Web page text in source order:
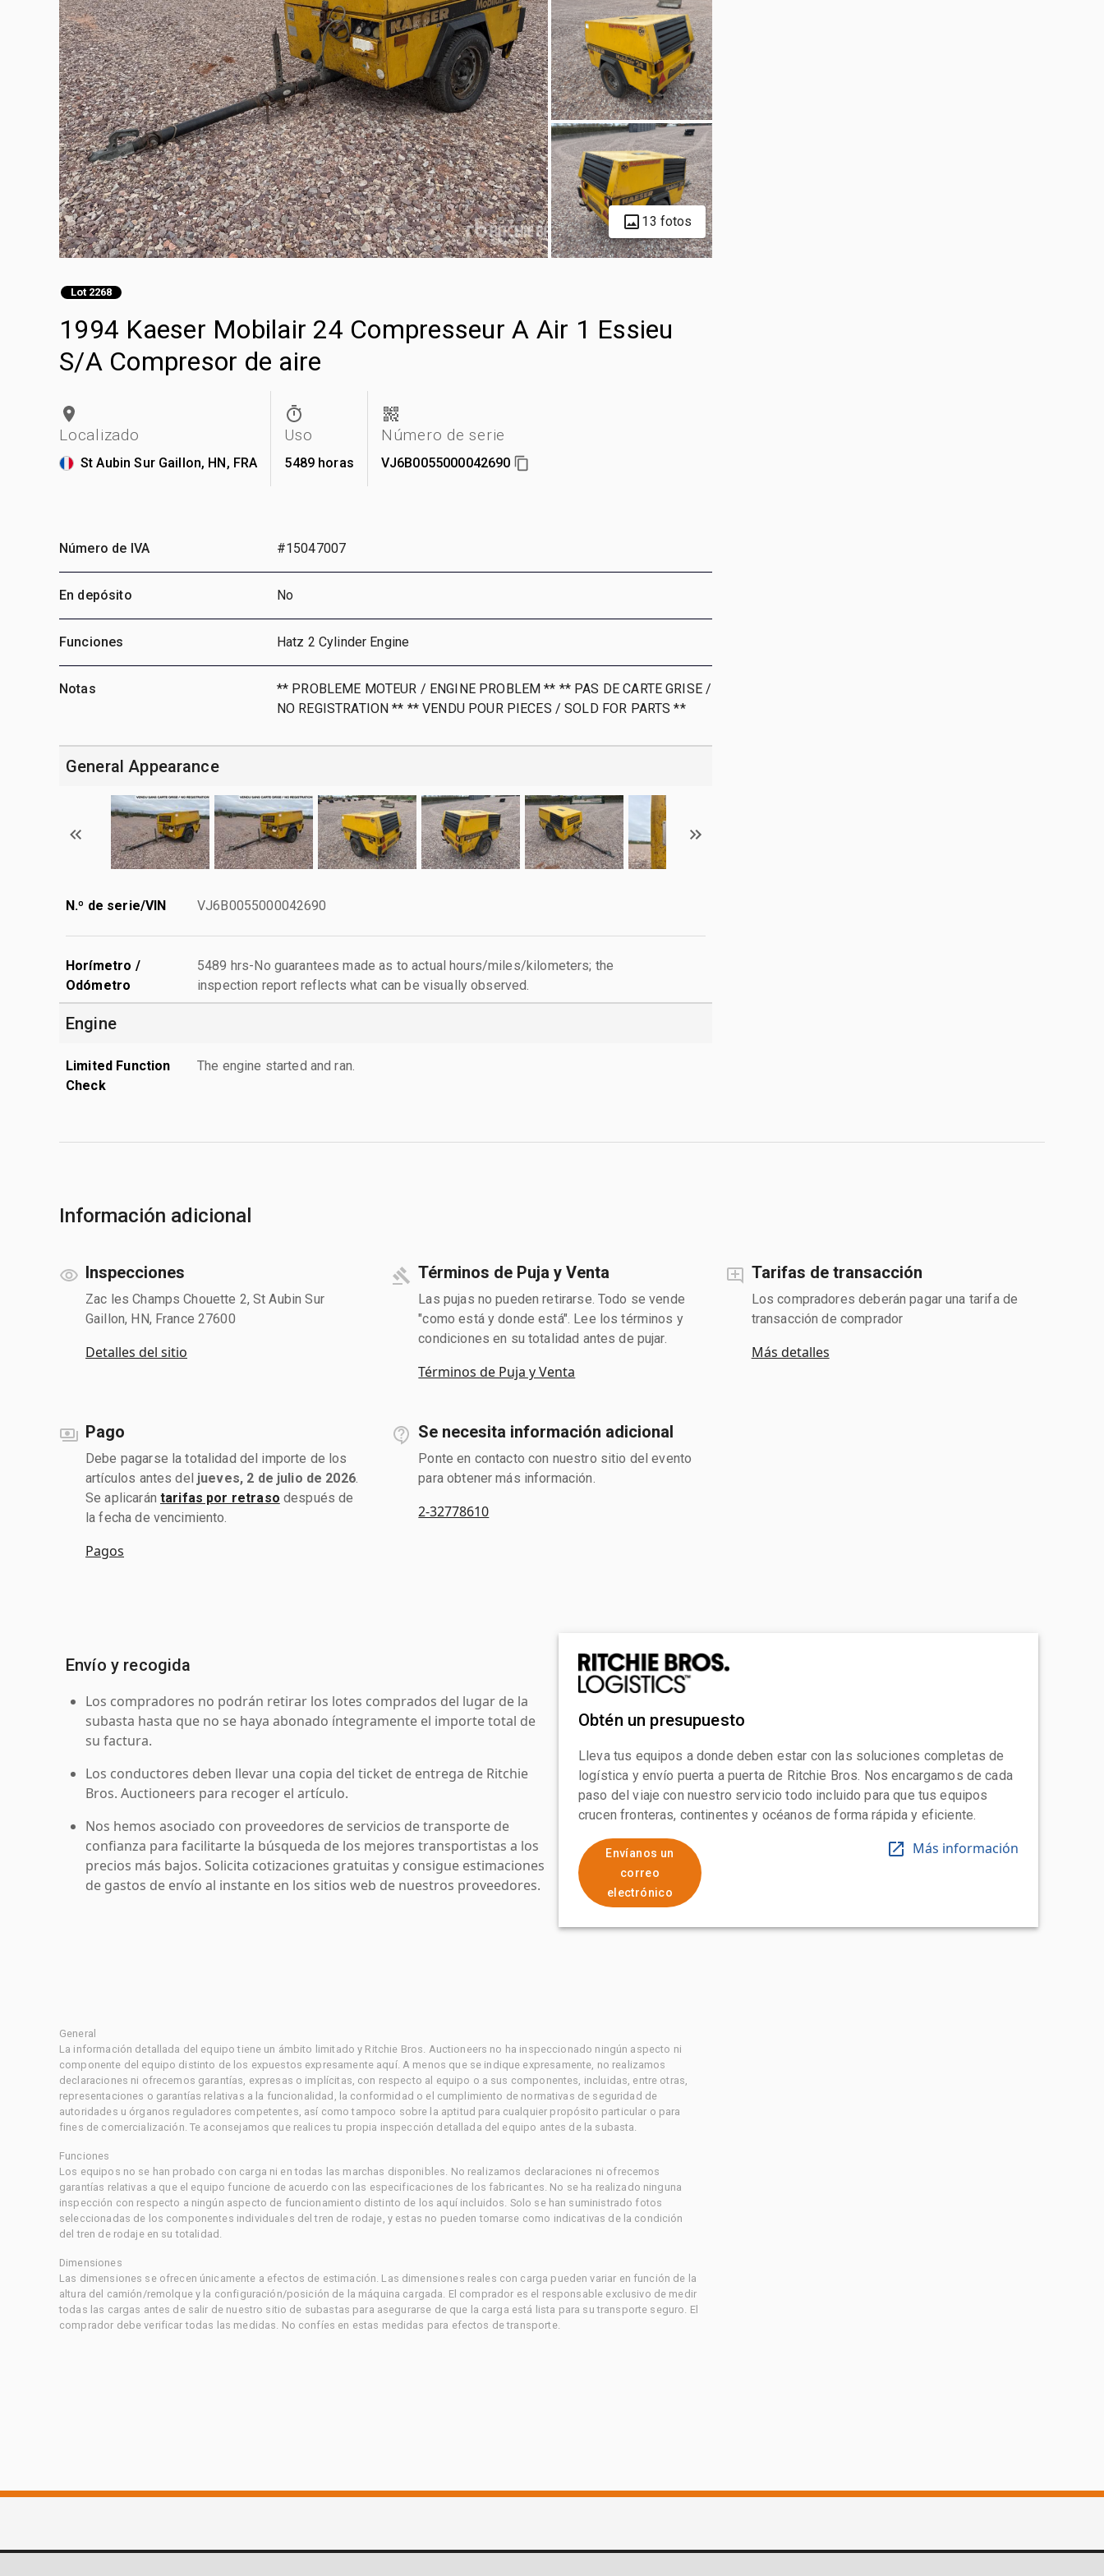
13 fotos
Lot 2268
1994 Kaeser Mobilair 24 Compresseur A Air 1 Essieu
S/A Compresor de aire
Localizado
St Aubin Sur Gaillon, HN, FRA
Uso
5489 horas
Número de serie
VJ6B0055000042690
Número de IVA #15047007
En depósito No
Funciones Hatz 2 Cylinder Engine
Notas
** PROBLEME MOTEUR / ENGINE PROBLEM ** ** PAS DE CARTE GRISE /
NO REGISTRATION ** ** VENDU POUR PIECES / SOLD FOR PARTS **
General Appearance
N.º de serie/VIN VJ6B0055000042690
Horímetro /
Odómetro
5489 hrs-No guarantees made as to actual hours/miles/kilometers; the
inspection report reflects what can be visually observed.
Engine
Limited Function
Check
The engine started and ran.
Información adicional
Inspecciones
Zac les Champs Chouette 2, St Aubin Sur
Gaillon, HN, France 27600
Detalles del sitio
Términos de Puja y Venta
Las pujas no pueden retirarse. Todo se vende
"como está y donde está". Lee los términos y
condiciones en su totalidad antes de pujar.
Términos de Puja y Venta
Tarifas de transacción
Los compradores deberán pagar una tarifa de
transacción de comprador
Más detalles
Pago
Debe pagarse la totalidad del importe de los
artículos antes del jueves, 2 de julio de 2026.
Se aplicarán tarifas por retraso después de
la fecha de vencimiento.
Pagos
Se necesita información adicional
Ponte en contacto con nuestro sitio del evento
para obtener más información.
2-32778610
Envío y recogida
Los compradores no podrán retirar los lotes comprados del lugar de la
subasta hasta que no se haya abonado íntegramente el importe total de
su factura.
Los conductores deben llevar una copia del ticket de entrega de Ritchie
Bros. Auctioneers para recoger el artículo.
Nos hemos asociado con proveedores de servicios de transporte de
confianza para facilitarte la búsqueda de los mejores transportistas a los
precios más bajos. Solicita cotizaciones gratuitas y consigue estimaciones
de gastos de envío al instante en los sitios web de nuestros proveedores.
Obtén un presupuesto
Lleva tus equipos a donde deben estar con las soluciones completas de
logística y envío puerta a puerta de Ritchie Bros. Nos encargamos de cada
paso del viaje con nuestro servicio todo incluido para que tus equipos
crucen fronteras, continentes y océanos de forma rápida y eficiente.
Envíanos un
correo
electrónico
Más información
General
La información detallada del equipo tiene un ámbito limitado y Ritchie Bros. Auctioneers no ha inspeccionado ningún aspecto ni
componente del equipo distinto de los expuestos expresamente aquí. A menos que se indique expresamente, no realizamos
declaraciones ni ofrecemos garantías, expresas o implícitas, con respecto al equipo o a sus componentes, incluidas, entre otras,
representaciones o garantías relativas a la funcionalidad, la conformidad o el cumplimiento de normativas de seguridad de
autoridades u órganos reguladores competentes, así como tampoco sobre la aptitud para cualquier propósito particular o para
fines de comercialización. Te aconsejamos que realices tu propia inspección detallada del equipo antes de la subasta.
Funciones
Los equipos no se han probado con carga ni en todas las marchas disponibles. No realizamos declaraciones ni ofrecemos
garantías relativas a que el equipo funcione de acuerdo con las especificaciones de los fabricantes. No se ha realizado ninguna
inspección con respecto a ningún aspecto de funcionamiento distinto de los aquí incluidos. Solo se han suministrado fotos
seleccionadas de los componentes individuales del tren de rodaje, y estas no pueden tomarse como indicativas de la condición
del tren de rodaje en su totalidad.
Dimensiones
Las dimensiones se ofrecen únicamente a efectos de estimación. Las dimensiones reales con carga pueden variar en función de la
altura del camión/remolque y la configuración/posición de la máquina cargada. El comprador es el responsable exclusivo de medir
todas las cargas antes de salir de nuestro sitio de subastas para asegurarse de que la carga está lista para su transporte seguro. El
comprador debe verificar todas las medidas. No confíes en estas medidas para efectos de transporte.